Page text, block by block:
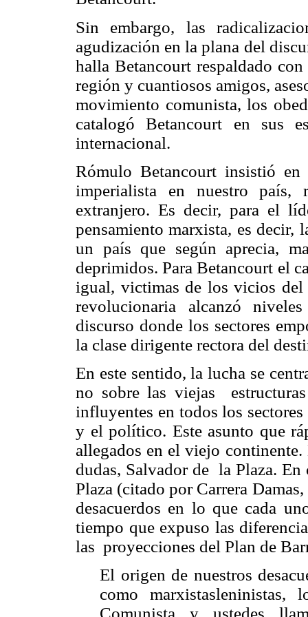
Sin embargo, las
agudización en la plana del
halla Betancourt respaldado
región y cuantiosos amigos,
movimiento comunista, los
catalogó Betancourt en sus
internacional.
Rómulo Betancourt insistió
imperialista en nuestro país,
extranjero. Es decir, para el
pensamiento marxista, es decir,
un país que según aprecia,
deprimidos. Para Betancourt el
igual, victimas de los vicios
revolucionaria alcanzó
discurso donde los sectores
la clase dirigente rectora del
En este sentido, la lucha se
no sobre las viejas
influyentes en todos los
y el político. Este asunto que
allegados en el viejo
dudas, Salvador de la Plaza.
Plaza (citado por Carrera
desacuerdos en lo que cada
tiempo que expuso las
las proyecciones del Plan de
El origen de nuestros
como marxistas­leninistas,